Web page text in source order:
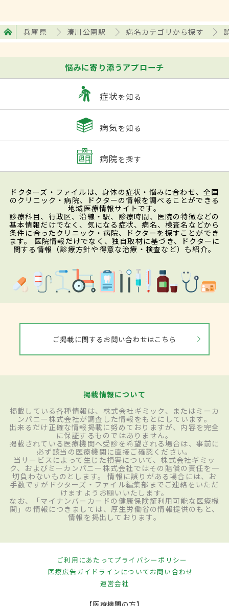
兵庫県 湊川公園駅 病名カテゴリから探す
悩みに寄り添うアプローチ
症状を知る
病気を知る
病院を探す
ドクターズ・ファイルは、身体の症状・悩みに合わせ、全国
のクリニック・病院、ドクターの情報を調べることができる
地域医療情報サイトです。
診療科目、行政区、沿線・駅、診療時間、医院の特徴などの
基本情報だけでなく、気になる症状、病名、検査名などから
条件に合ったクリニック・病院、ドクターを探すことができ
ます。 医院情報だけでなく、独自取材に基づき、ドクターに
関する情報（診療方針や得意な治療・検査など）も紹介。
ご掲載に関するお問い合わせはこちら
掲載情報について
掲載している各種情報は、株式会社ギミック、またはミーカ
ンパニー株式会社が調査した情報をもとにしています。
出来るだけ正確な情報掲載に努めておりますが、内容を完全
に保証するものではありません。
掲載されている医療機関へ受診を希望される場合は、事前に
必ず該当の医療機関に直接ご確認ください。
当サービスによって生じた損害について、株式会社ギミッ
ク、およびミーカンパニー株式会社ではその賠償の責任を一
切負わないものとします。 情報に誤りがある場合には、お
手数ですがドクターズ・ファイル編集部までご連絡をいただ
けますようお願いいたします。
なお、「マイナンバーカードの健康保険証利用可能な医療機
関」の情報につきましては、厚生労働省の情報提供のもと、
情報を掲出しております。
ご利用にあたってプライバシーポリシー
医療広告ガイドラインについてお問い合わせ
運営会社
【医療機関の方】